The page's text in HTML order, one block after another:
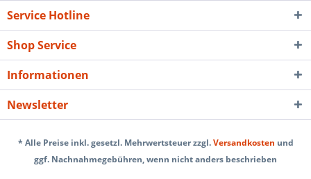
Service Hotline
Shop Service
Informationen
Newsletter
* Alle Preise inkl. gesetzl. Mehrwertsteuer zzgl.Versandkosten und
ggf. Nachnahmegebühren, wenn nicht anders beschrieben